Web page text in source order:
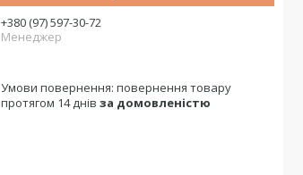
+380 (97) 597-30-72
Менеджер
повернення товару
протягом 14 днів за домовленістю